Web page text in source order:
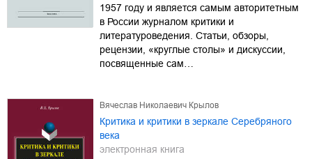
1957 году и является самым авторитетным
в России журналом критики и
литературоведения. Статьи, обзоры,
рецензии, «круглые столы» и дискуссии,
посвященные сам…
Вячеслав Николаевич Крылов
Критика и критики в зеркале Серебряного
века
электронная книга